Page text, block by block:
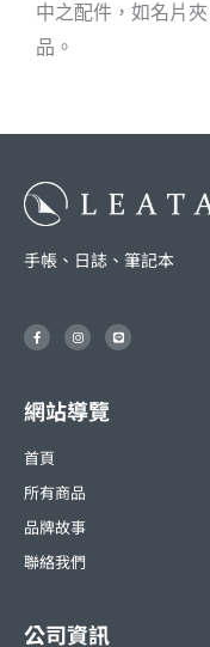
中之配件，如名片
品。
手帳、日誌、筆記本
F
a
c
o
k
-
I
n
s
r
a
m
L
i
n
網站導覽
首頁
所有商品
品牌故事
聯絡我們
公司資訊